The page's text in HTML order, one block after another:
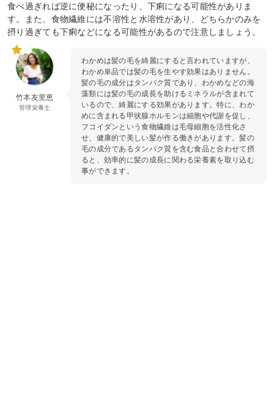
食べ過ぎれば逆に便秘になったり、下痢になる可能性がありま
す。また、食物繊維には不溶性と水溶性があり、どちらかのみを
摂り過ぎても下痢などになる可能性があるので注意しましょう。
竹本友里恵
管理栄養士
わかめは髪の毛を綺麗にすると言われていますが、
わかめ単品では髪の毛を生やす効果はありません。
髪の毛の成分はタンパク質であり、わかめなどの海
藻類には髪の毛の成長を助けるミネラルが含まれて
いるので、綺麗にする効果があります。特に、わか
めに含まれる甲状腺ホルモンは細胞や代謝を促し、
フコイダンという食物繊維は毛母細胞を活性化さ
せ、健康的で美しい髪が作る働きがあります。髪の
毛の成分であるタンパク質を含む食品と合わせて摂
ると、効率的に髪の成長に関わる栄養素を取り込む
事ができます。